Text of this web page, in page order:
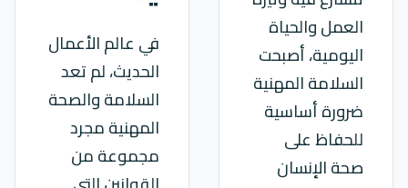
العمل والحياة
اليومية، أصبحت
السلامة المهنية
ضرورة أساسية
للحفاظ على
صحة الإنسان
في عالم الأعمال
الحديث، لم تعد
السلامة والصحة
المهنية مجرد
مجموعة من